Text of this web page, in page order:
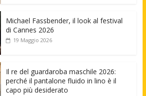
Michael Fassbender, il look al festival
di Cannes 2026
19 Maggio 2026
Il re del guardaroba maschile 2026:
perché il pantalone fluido in lino è il
capo più desiderato